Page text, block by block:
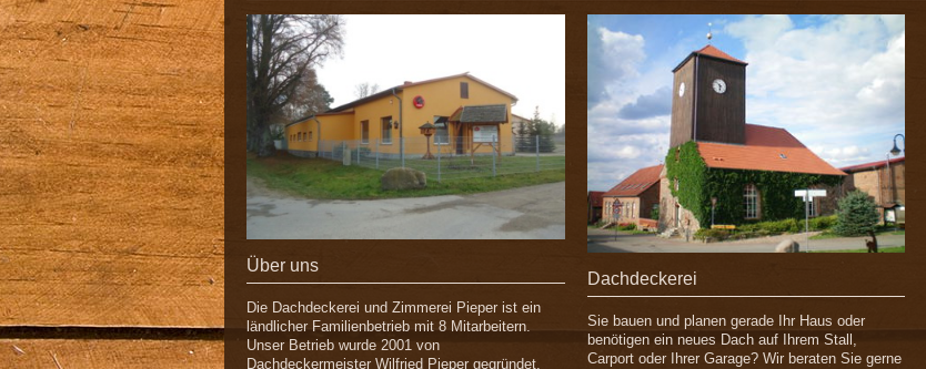
Über uns
Die Dachdeckerei und Zimmerei Pieper ist ein
ländlicher Familienbetrieb mit 8 Mitarbeitern.
Unser Betrieb wurde 2001 von
Dachdeckermeister Wilfried Pieper gegründet.
Dachdeckerei
Sie bauen und planen gerade Ihr Haus oder
benötigen ein neues Dach auf Ihrem Stall,
Carport oder Ihrer Garage? Wir beraten Sie gerne